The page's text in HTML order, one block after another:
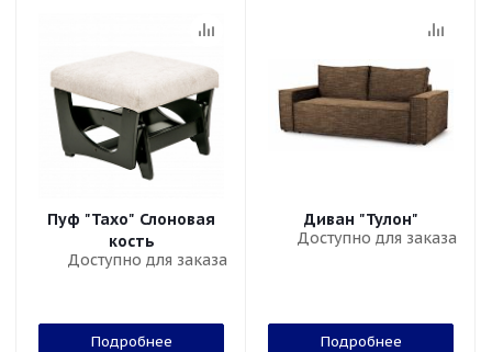
Пуф "Тахо" Слоновая
кость
Доступно для заказа
Подробнее
Диван "Тулон"
Доступно для заказа
Подробнее